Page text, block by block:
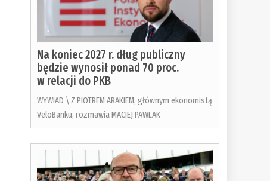
Na koniec 2027 r. dług publiczny
będzie wynosił ponad 70 proc.
w relacji do PKB
WYWIAD \ Z PIOTREM ARAKIEM, głównym ekonomistą
VeloBanku, rozmawia MACIEJ PAWLAK